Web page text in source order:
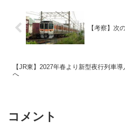
【考察】次
【JR東】2027年春より新型夜行列車導
へ
コメント